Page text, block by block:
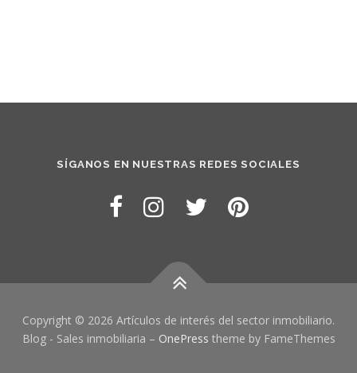
SÍGANOS EN NUESTRAS REDES SOCIALES
Copyright © 2026 Artículos de interés del sector inmobiliario.
Blog - Sales inmobiliaria – OnePress theme by FameThemes